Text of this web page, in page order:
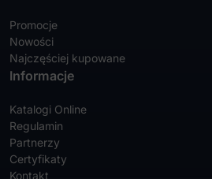
Promocje
Nowości
Najczęściej kupowane
Informacje
Katalogi Online
Regulamin
Partnerzy
Certyfikaty
Kontakt